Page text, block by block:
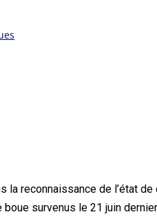
reconnaissance de l’état
survenus le 21 juin